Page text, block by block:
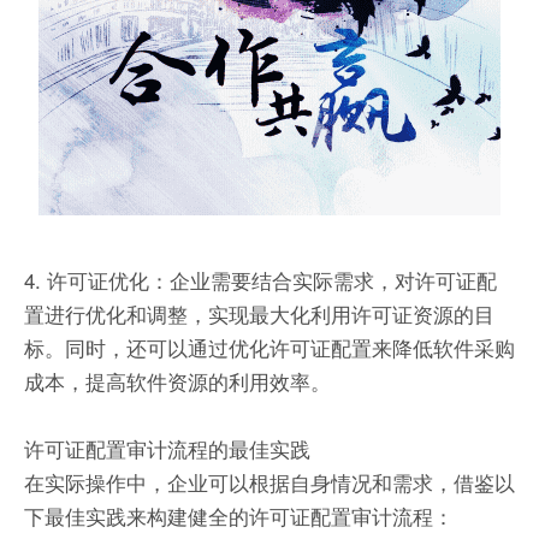
4. 许可证优化：企业需要结合实际需求，对许可证配
置进行优化和调整，实现最大化利用许可证资源的目
标。同时，还可以通过优化许可证配置来降低软件采购
成本，提高软件资源的利用效率。
许可证配置审计流程的最佳实践
在实际操作中，企业可以根据自身情况和需求，借鉴以
下最佳实践来构建健全的许可证配置审计流程：